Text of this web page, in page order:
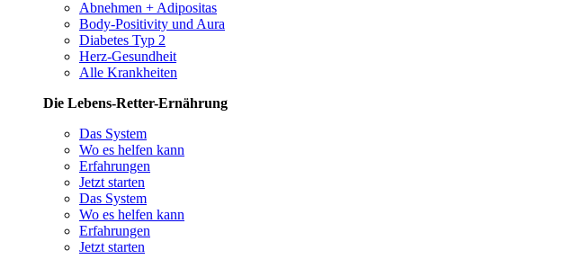
Abnehmen + Adipositas
Body-Positivity und Aura
Diabetes Typ 2
Herz-Gesundheit
Alle Krankheiten
Die Lebens-Retter-Ernährung
Das System
Wo es helfen kann
Erfahrungen
Jetzt starten
Das System
Wo es helfen kann
Erfahrungen
Jetzt starten